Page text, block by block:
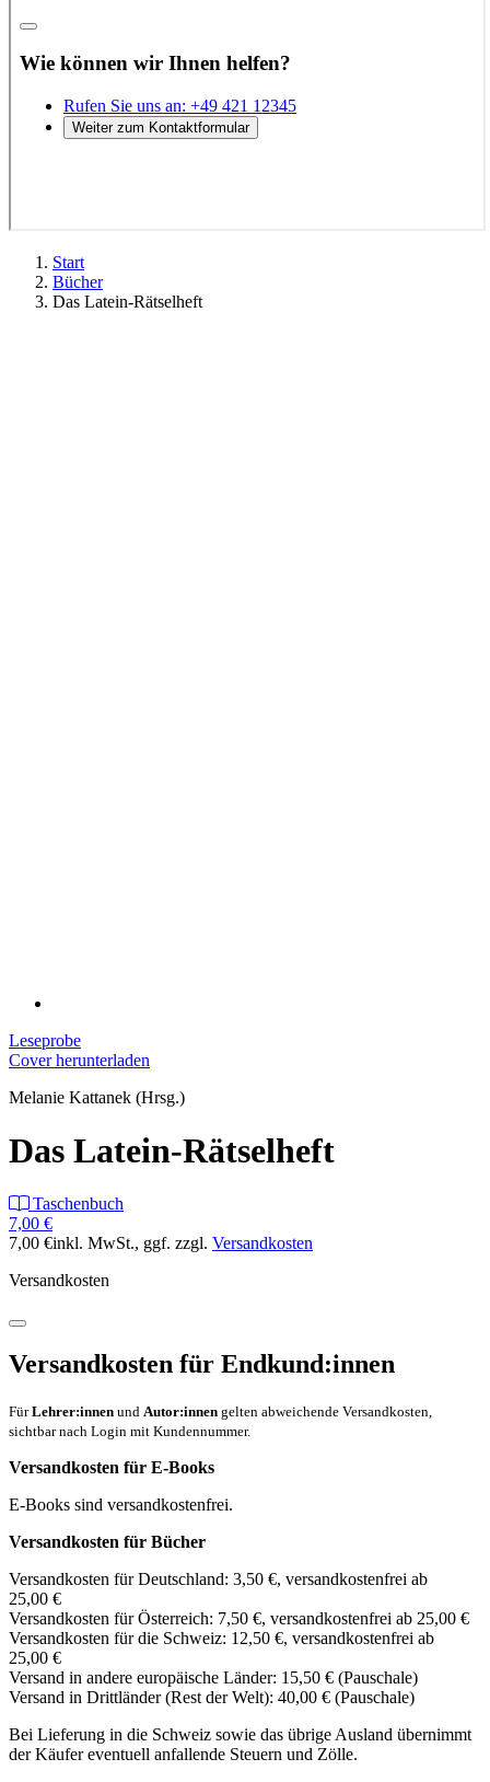
Start
Bücher
Das Latein-Rätselheft
Leseprobe
Cover herunterladen
Melanie Kattanek (Hrsg.)
Das Latein-Rätselheft
Taschenbuch
7,00 €
7,00 €inkl. MwSt., ggf. zzgl. Versandkosten
Versandkosten
Versandkosten für Endkund:innen
FürLehrer:innen und Autor:innen gelten abweichende Versandkosten,
sichtbar nach Login mit Kundennummer.
Versandkosten für E-Books
E-Books sind versandkostenfrei.
Versandkosten für Bücher
Versandkosten für Deutschland: 3,50 €, versandkostenfrei ab
25,00 €
Versandkosten für Österreich: 7,50 €, versandkostenfrei ab 25,00 €
Versandkosten für die Schweiz: 12,50 €, versandkostenfrei ab
25,00 €
Versand in andere europäische Länder: 15,50 € (Pauschale)
Versand in Drittländer (Rest der Welt): 40,00 € (Pauschale)
Bei Lieferung in die Schweiz sowie das übrige Ausland übernimmt
der Käufer eventuell anfallende Steuern und Zölle.